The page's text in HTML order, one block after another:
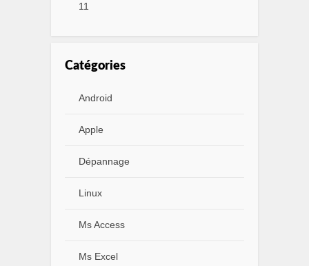
11
Catégories
Android
Apple
Dépannage
Linux
Ms Access
Ms Excel